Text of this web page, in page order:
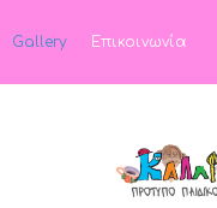
Gallery Επικοινωνία